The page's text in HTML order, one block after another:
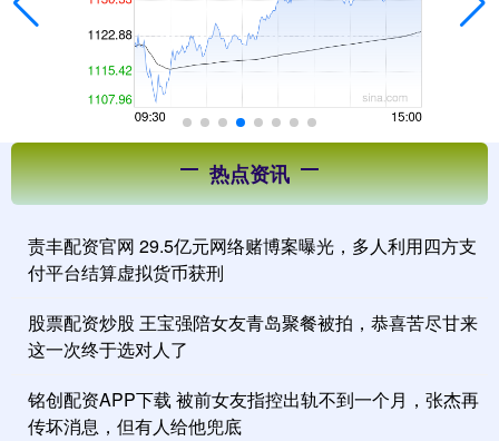
热点资讯
责丰配资官网 29.5亿元网络赌博案曝光，多人利用四方支
付平台结算虚拟货币获刑
股票配资炒股 王宝强陪女友青岛聚餐被拍，恭喜苦尽甘来
这一次终于选对人了​​​​
铭创配资APP下载 被前女友指控出轨不到一个月，张杰再
传坏消息，但有人给他兜底